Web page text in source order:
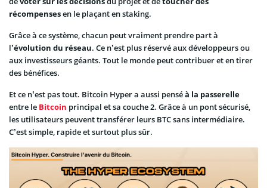
récompensesen le plaçant en staking.
Grâce à ce système, chacun peut vraiment prendre part à
l’évolution du réseau. Ce n’est plus réservé aux développeurs ou
aux investisseurs géants. Tout le monde peut contribuer et en tirer
des bénéfices.
Et ce n’est pas tout. Bitcoin Hyper a aussi penséà la passerelle
entre le Bitcoin principal et sa couche 2. Grâce à un pont sécurisé,
les utilisateurs peuvent transférer leurs BTC sans intermédiaire.
C’est simple, rapide et surtout plus sûr.